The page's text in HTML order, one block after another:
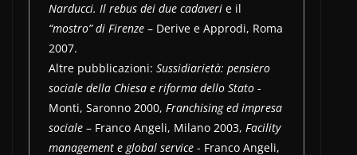
Narducci. Il rebus dei due cadaveri e il
“mostro” di Firenze – Derive e Approdi, Roma
2007.
Altre pubblicazioni: Sussidiarietà: pensiero
sociale della Chiesa e riforma dello Stato -
Monti, Saronno 2000, Franchising ed impresa
sociale – Franco Angeli, Milano 2003, Facility
management e global service - Franco Angeli,